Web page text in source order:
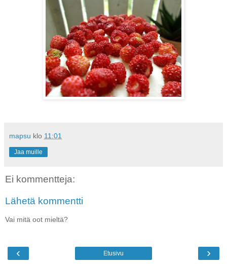
mapsu klo 11:01
Jaa muille
Ei kommentteja:
Lähetä kommentti
Vai mitä oot mieltä?
‹ ›
Etusivu